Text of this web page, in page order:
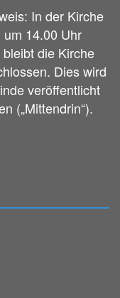
In der Kirche
14.00 Uhr
die Kirche
Dies wird
veröffentlicht
(„Mittendrin“).